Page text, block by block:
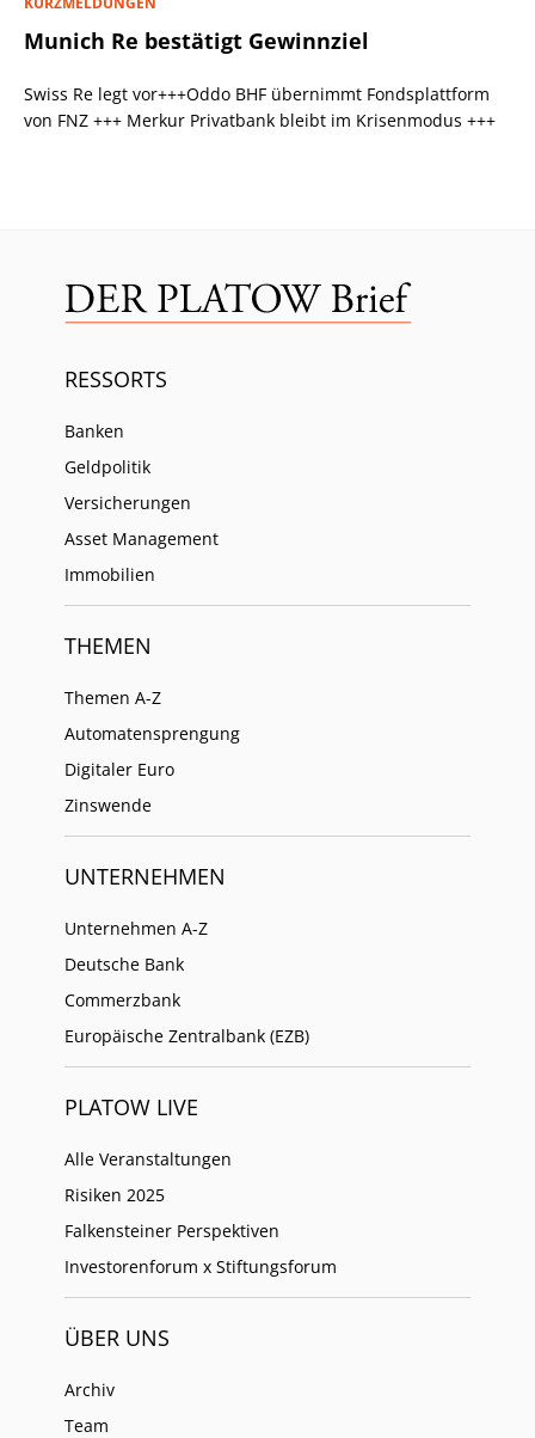
Munich Re bestätigt Gewinnziel
Swiss Re legt vor+++Oddo BHF übernimmt Fondsplattform
von FNZ +++ Merkur Privatbank bleibt im Krisenmodus +++
RESSORTS
Banken
Geldpolitik
Versicherungen
Asset Management
Immobilien
THEMEN
Themen A-Z
Automatensprengung
Digitaler Euro
Zinswende
UNTERNEHMEN
Unternehmen A-Z
Deutsche Bank
Commerzbank
Europäische Zentralbank (EZB)
PLATOW LIVE
Alle Veranstaltungen
Risiken 2025
Falkensteiner Perspektiven
Investorenforum x Stiftungsforum
ÜBER UNS
Archiv
Team